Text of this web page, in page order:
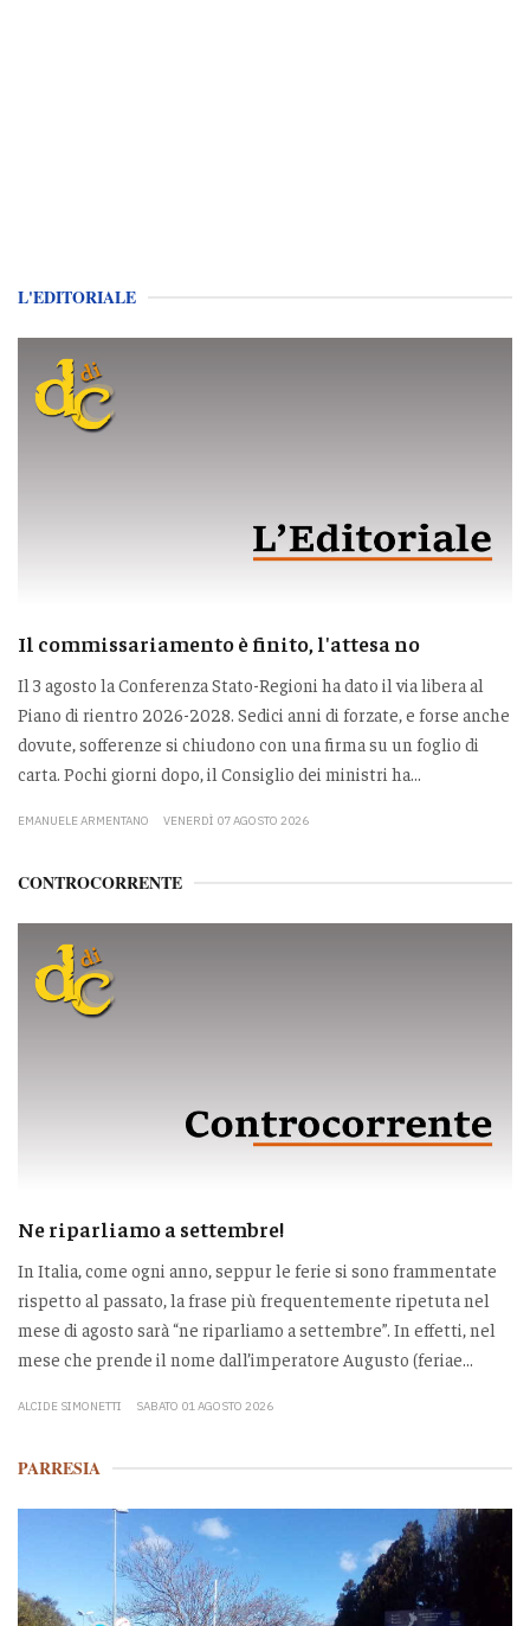
L'EDITORIALE
Il commissariamento è finito, l'attesa no
Il 3 agosto la Conferenza Stato-Regioni ha dato il via libera al
Piano di rientro 2026-2028. Sedici anni di forzate, e forse anche
dovute, sofferenze si chiudono con una firma su un foglio di
carta. Pochi giorni dopo, il Consiglio dei ministri ha...
EMANUELE ARMENTANO VENERDÌ 07 AGOSTO 2026
CONTROCORRENTE
Ne riparliamo a settembre!
In Italia, come ogni anno, seppur le ferie si sono frammentate
rispetto al passato, la frase più frequentemente ripetuta nel
mese di agosto sarà “ne riparliamo a settembre”. In effetti, nel
mese che prende il nome dall’imperatore Augusto (feriae...
ALCIDE SIMONETTI SABATO 01 AGOSTO 2026
PARRESIA